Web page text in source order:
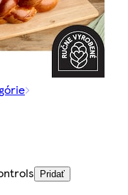
Pridať